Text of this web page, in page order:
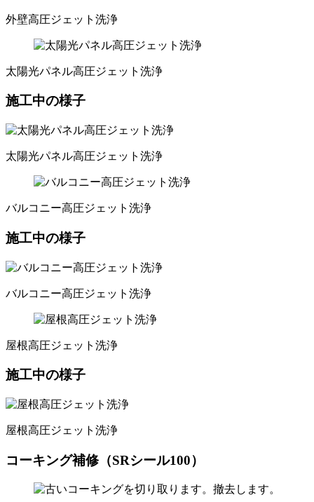
外壁高圧ジェット洗浄
太陽光パネル高圧ジェット洗浄
施工中の様子
太陽光パネル高圧ジェット洗浄
バルコニー高圧ジェット洗浄
施工中の様子
バルコニー高圧ジェット洗浄
屋根高圧ジェット洗浄
施工中の様子
屋根高圧ジェット洗浄
コーキング補修（SRシール100）